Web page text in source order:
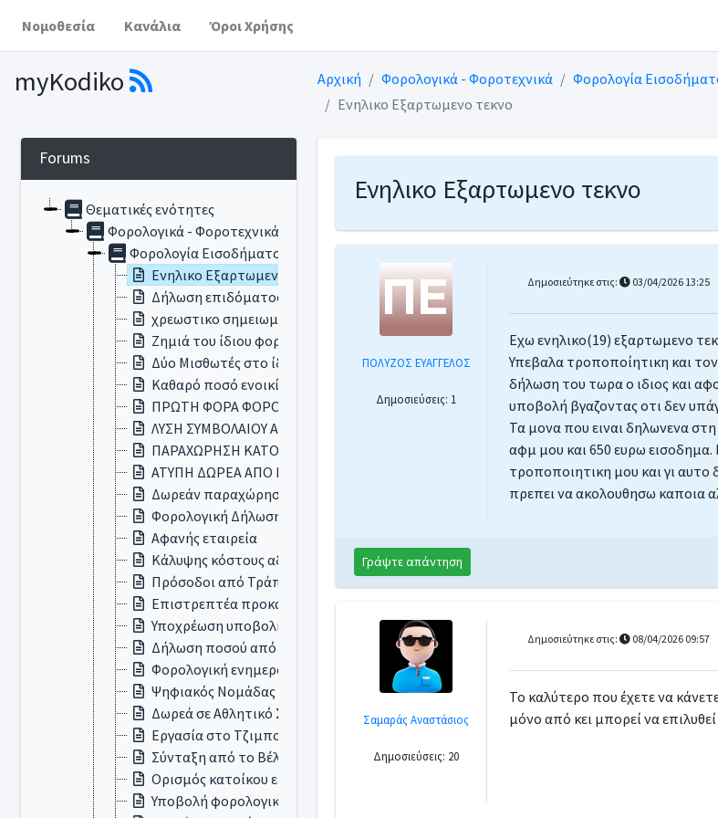
Νομοθεσία Κανάλια Όροι Χρήσης
myKodiko Αρχική Φορολογικά - Φοροτεχνικά
Φορολογία
Ενηλικο Εξαρτωμενο τεκνο
Forums
Θεματικές ενότητες
Φορολογικά - Φοροτεχνικά
Φορολογία Εισοδήματος
Ενηλικο Εξαρτωμενο τεκνο
Δήλωση επιδόματος ασθενείας
χρεωστικο σημειωμα
Ζημιά του ίδιου φορολογικού έτους από την άσκηση επιχειρηματικής δραστηριότητας
Δύο Μισθωτές στο ίδιο Ακίνητο
Καθαρό ποσό ενοικίου
ΠΡΩΤΗ ΦΟΡΑ ΦΟΡΟΛΟΓΙΚΗ ΔΗΛΩΣΗ
ΛΥΣΗ ΣΥΜΒΟΛΑΙΟΥ ΑΠΟ ΑΠΟΘΑΝΟΝΤΑ
ΠΑΡΑΧΩΡΗΣΗ ΚΑΤΟΙΚΙΑΣ ΑΠΟ ΜΟΝΙΜΟ ΚΑΤΟΙΚΟ ΕΞΩΤΕΡΙΚΟΥ
ΑΤΥΠΗ ΔΩΡΕΑ ΑΠΟ ΠΑΤΕΡΑ ΣΕ ΓΙΟ
Δωρεάν παραχώρηση κατοικίας
Φορολογική Δήλωση ( φιλοξενούμενος η δωρεάν παραχώρηση )
Αφανής εταιρεία
Κάλυψης κόστους αδείας ειδικού σκοπού
Πρόσοδοι από Τράπεζα
Επιστρεπτέα προκαταβολή σε ΑΕ
Υποχρέωση υποβολής Φορολογικής Δήλωσης
Δήλωση ποσού από εξαγορά ασφαλιστηρίου συμβολαίου
Φορολογική ενημερότητα
Ψηφιακός Νομάδας και τρόπος φορολογίας
Δωρεά σε Αθλητικό Σωματείο
Εργασία στο Τζιμπουτί
Σύνταξη από το Βέλγιο
Ορισμός κατοίκου εξωτερικού
Υποβολή φορολογικής δήλωσης
Ενηλικο Εξαρτωμενο τεκνο
ΠΟΛΥΖΟΣ ΕΥΑΓΓΕΛΟΣ
Δημοσιεύσεις: 1
Δημοσιεύτηκε στις: 03/04/2026 13:25
Εχω ενηλικο(19) εξαρτωμενο
Υπεβαλα τροποποίητικη και
δήλωση του τωρα ο ιδιος και
υποβολή βγαζοντας οτι δεν
Τα μονα που ειναι δηλωνενα
αφμ μου και 650 ευρω
τροποποιητικη μου και γι αυτο
πρεπει να ακολουθησω καποια
Γράψτε απάντηση
Σαμαράς Αναστάσιος
Δημοσιεύσεις: 20
Δημοσιεύτηκε στις: 08/04/2026 09:57
Το καλύτερο που έχετε να
μόνο από κει μπορεί να επιλυθεί